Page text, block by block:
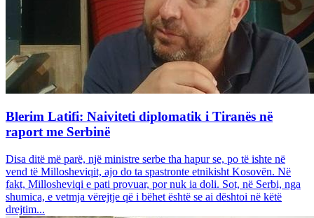
Blerim Latifi: Naiviteti diplomatik i Tiranës në
raport me Serbinë
Disa ditë më parë, një ministre serbe tha hapur se, po të ishte në
vend të Millosheviqit, ajo do ta spastronte etnikisht Kosovën. Në
fakt, Millosheviqi e pati provuar, por nuk ia doli. Sot, në Serbi, nga
shumica, e vetmja vërejtje që i bëhet është se ai dështoi në këtë
drejtim...